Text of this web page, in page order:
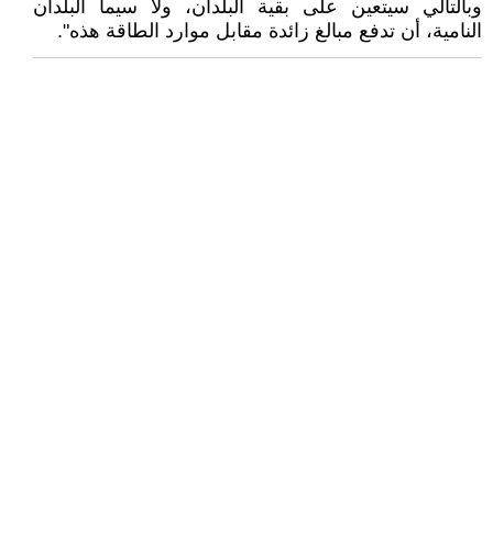
وبالتالي سيتعين على بقية البلدان، ولا سيما البلدان
النامية، أن تدفع مبالغ زائدة مقابل موارد الطاقة هذه".